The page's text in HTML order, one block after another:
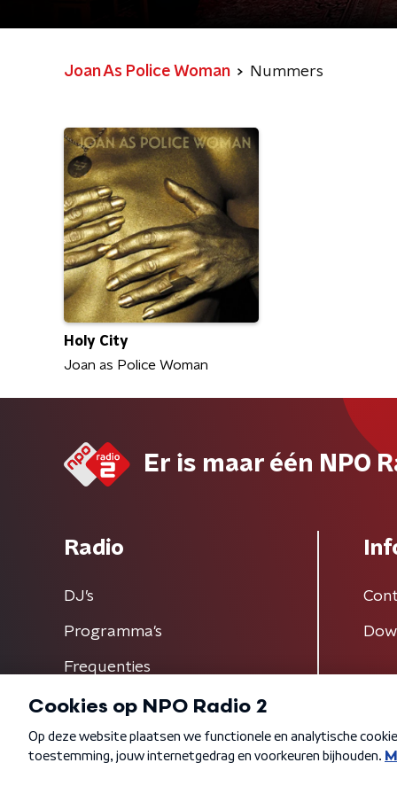
Joan As Police Woman Nummers
Holy City
Joan as Police Woman
Er is maar één NPO
Radio
DJ’s
Programma's
Frequenties
Algemene voorwaarden Privacybeleid